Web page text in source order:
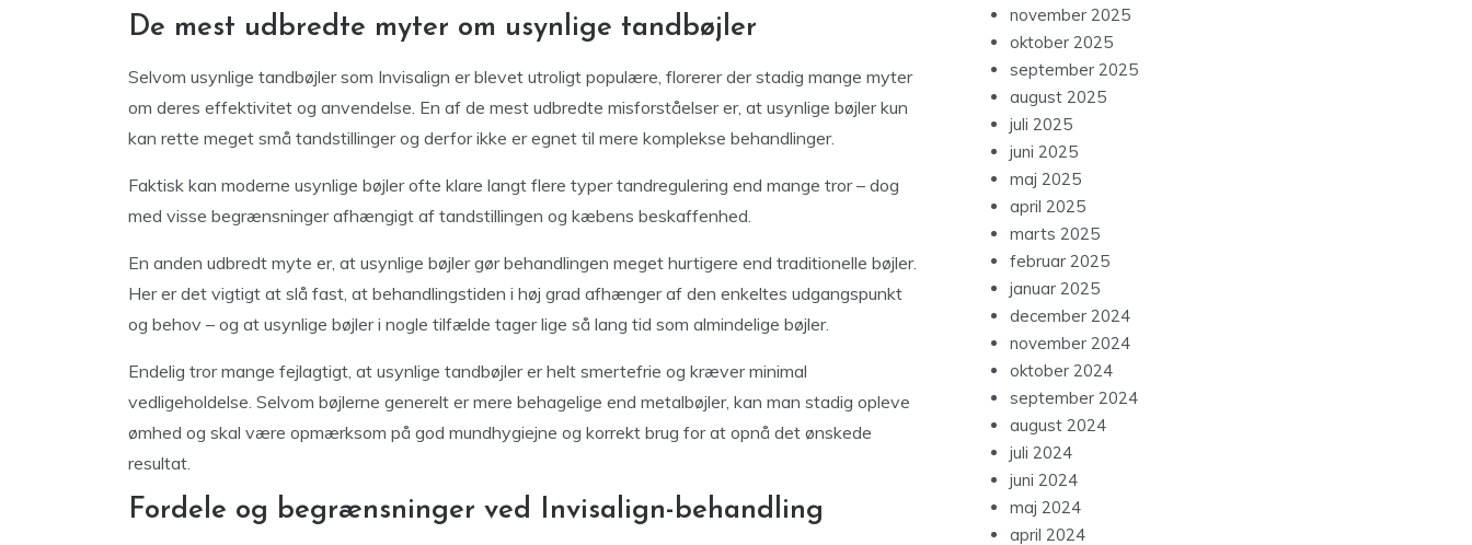
De mest udbredte myter om usynlige tandbøjler
Selvom usynlige tandbøjler som Invisalign er blevet utroligt populære, florerer der stadig mange myter
om deres effektivitet og anvendelse. En af de mest udbredte misforståelser er, at usynlige bøjler kun
kan rette meget små tandstillinger og derfor ikke er egnet til mere komplekse behandlinger.
Faktisk kan moderne usynlige bøjler ofte klare langt flere typer tandregulering end mange tror – dog
med visse begrænsninger afhængigt af tandstillingen og kæbens beskaffenhed.
En anden udbredt myte er, at usynlige bøjler gør behandlingen meget hurtigere end traditionelle bøjler.
Her er det vigtigt at slå fast, at behandlingstiden i høj grad afhænger af den enkeltes udgangspunkt
og behov – og at usynlige bøjler i nogle tilfælde tager lige så lang tid som almindelige bøjler.
Endelig tror mange fejlagtigt, at usynlige tandbøjler er helt smertefrie og kræver minimal
vedligeholdelse. Selvom bøjlerne generelt er mere behagelige end metalbøjler, kan man stadig opleve
ømhed og skal være opmærksom på god mundhygiejne og korrekt brug for at opnå det ønskede
resultat.
Fordele og begrænsninger ved Invisalign-behandling
november 2025
oktober 2025
september 2025
august 2025
juli 2025
juni 2025
maj 2025
april 2025
marts 2025
februar 2025
januar 2025
december 2024
november 2024
oktober 2024
september 2024
august 2024
juli 2024
juni 2024
maj 2024
april 2024